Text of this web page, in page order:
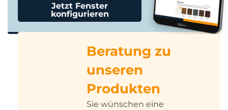
Jetzt Fenster
konfigurieren
Beratung zu
unseren
Produkten
Sie wünschen eine